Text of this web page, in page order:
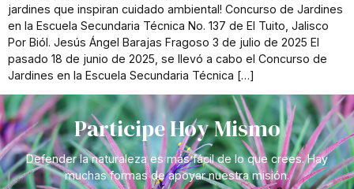
jardines que inspiran cuidado ambiental! Concurso de Jardines
en la Escuela Secundaria Técnica No. 137 de El Tuito, Jalisco
Por Biól. Jesús Ángel Barajas Fragoso 3 de julio de 2025 El
pasado 18 de junio de 2025, se llevó a cabo el Concurso de
Jardines en la Escuela Secundaria Técnica […]
Participe Hoy Mismo
Defender la naturaleza es más fácil de lo que crees. Hay
muchas formas de apoyar nuestra misión.